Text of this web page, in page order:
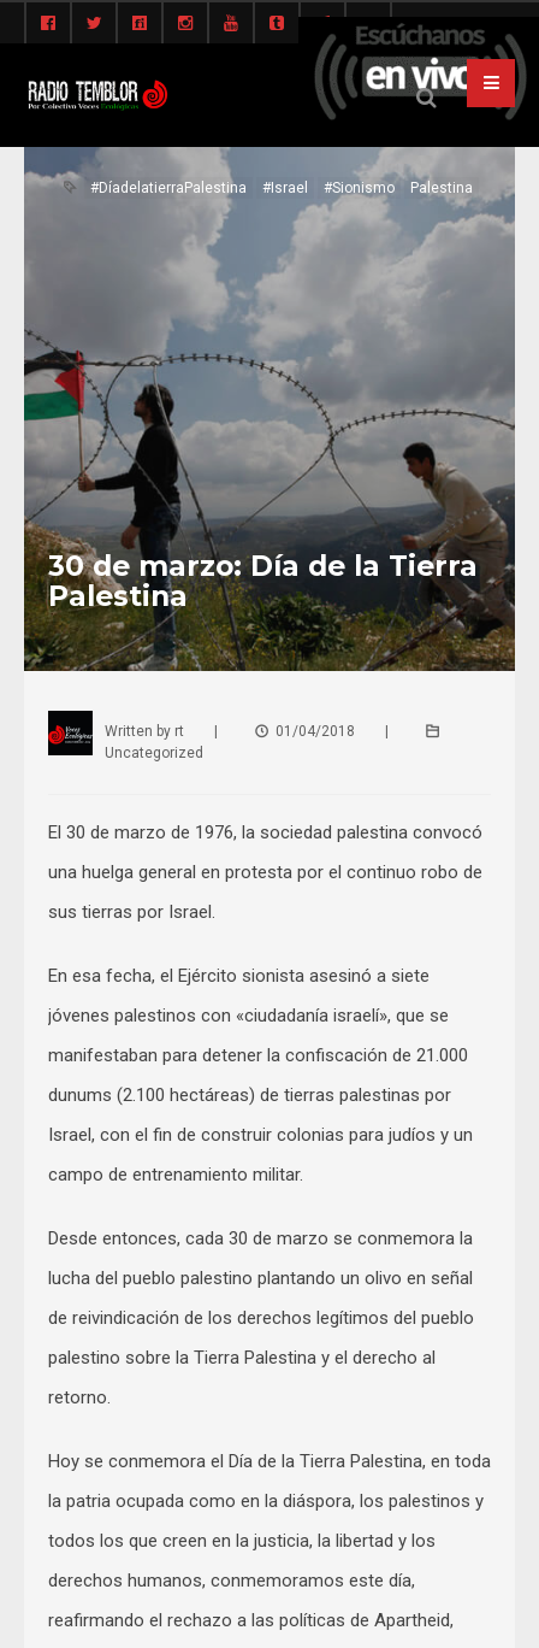
#DíadelatierraPalestina #Israel #Sionismo Palestina
30 de marzo: Día de la Tierra
Palestina
Written by rt 01/04/2018
Uncategorized
El 30 de marzo de 1976, la sociedad palestina convocó
una huelga general en protesta por el continuo robo de
sus tierras por Israel.
En esa fecha, el Ejército sionista asesinó a siete
jóvenes palestinos con «ciudadanía israelí», que se
manifestaban para detener la confiscación de 21.000
dunums (2.100 hectáreas) de tierras palestinas por
Israel, con el fin de construir colonias para judíos y un
campo de entrenamiento militar.
Desde entonces, cada 30 de marzo se conmemora la
lucha del pueblo palestino plantando un olivo en señal
de reivindicación de los derechos legítimos del pueblo
palestino sobre la Tierra Palestina y el derecho al
retorno.
Hoy se conmemora el Día de la Tierra Palestina, en toda
la patria ocupada como en la diáspora, los palestinos y
todos los que creen en la justicia, la libertad y los
derechos humanos, conmemoramos este día,
reafirmando el rechazo a las políticas de Apartheid,